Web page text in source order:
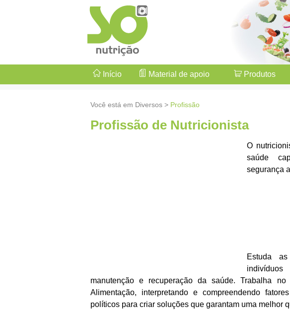
Início Material de apoio Produtos
Você está em Diversos > Profissão
Profissão de Nutricionista
O
saúde
segurança
Estuda
manutenção e recuperação da saúde. Trabalha
Alimentação, interpretando e compreendendo
políticos para criar soluções que garantam uma melhor